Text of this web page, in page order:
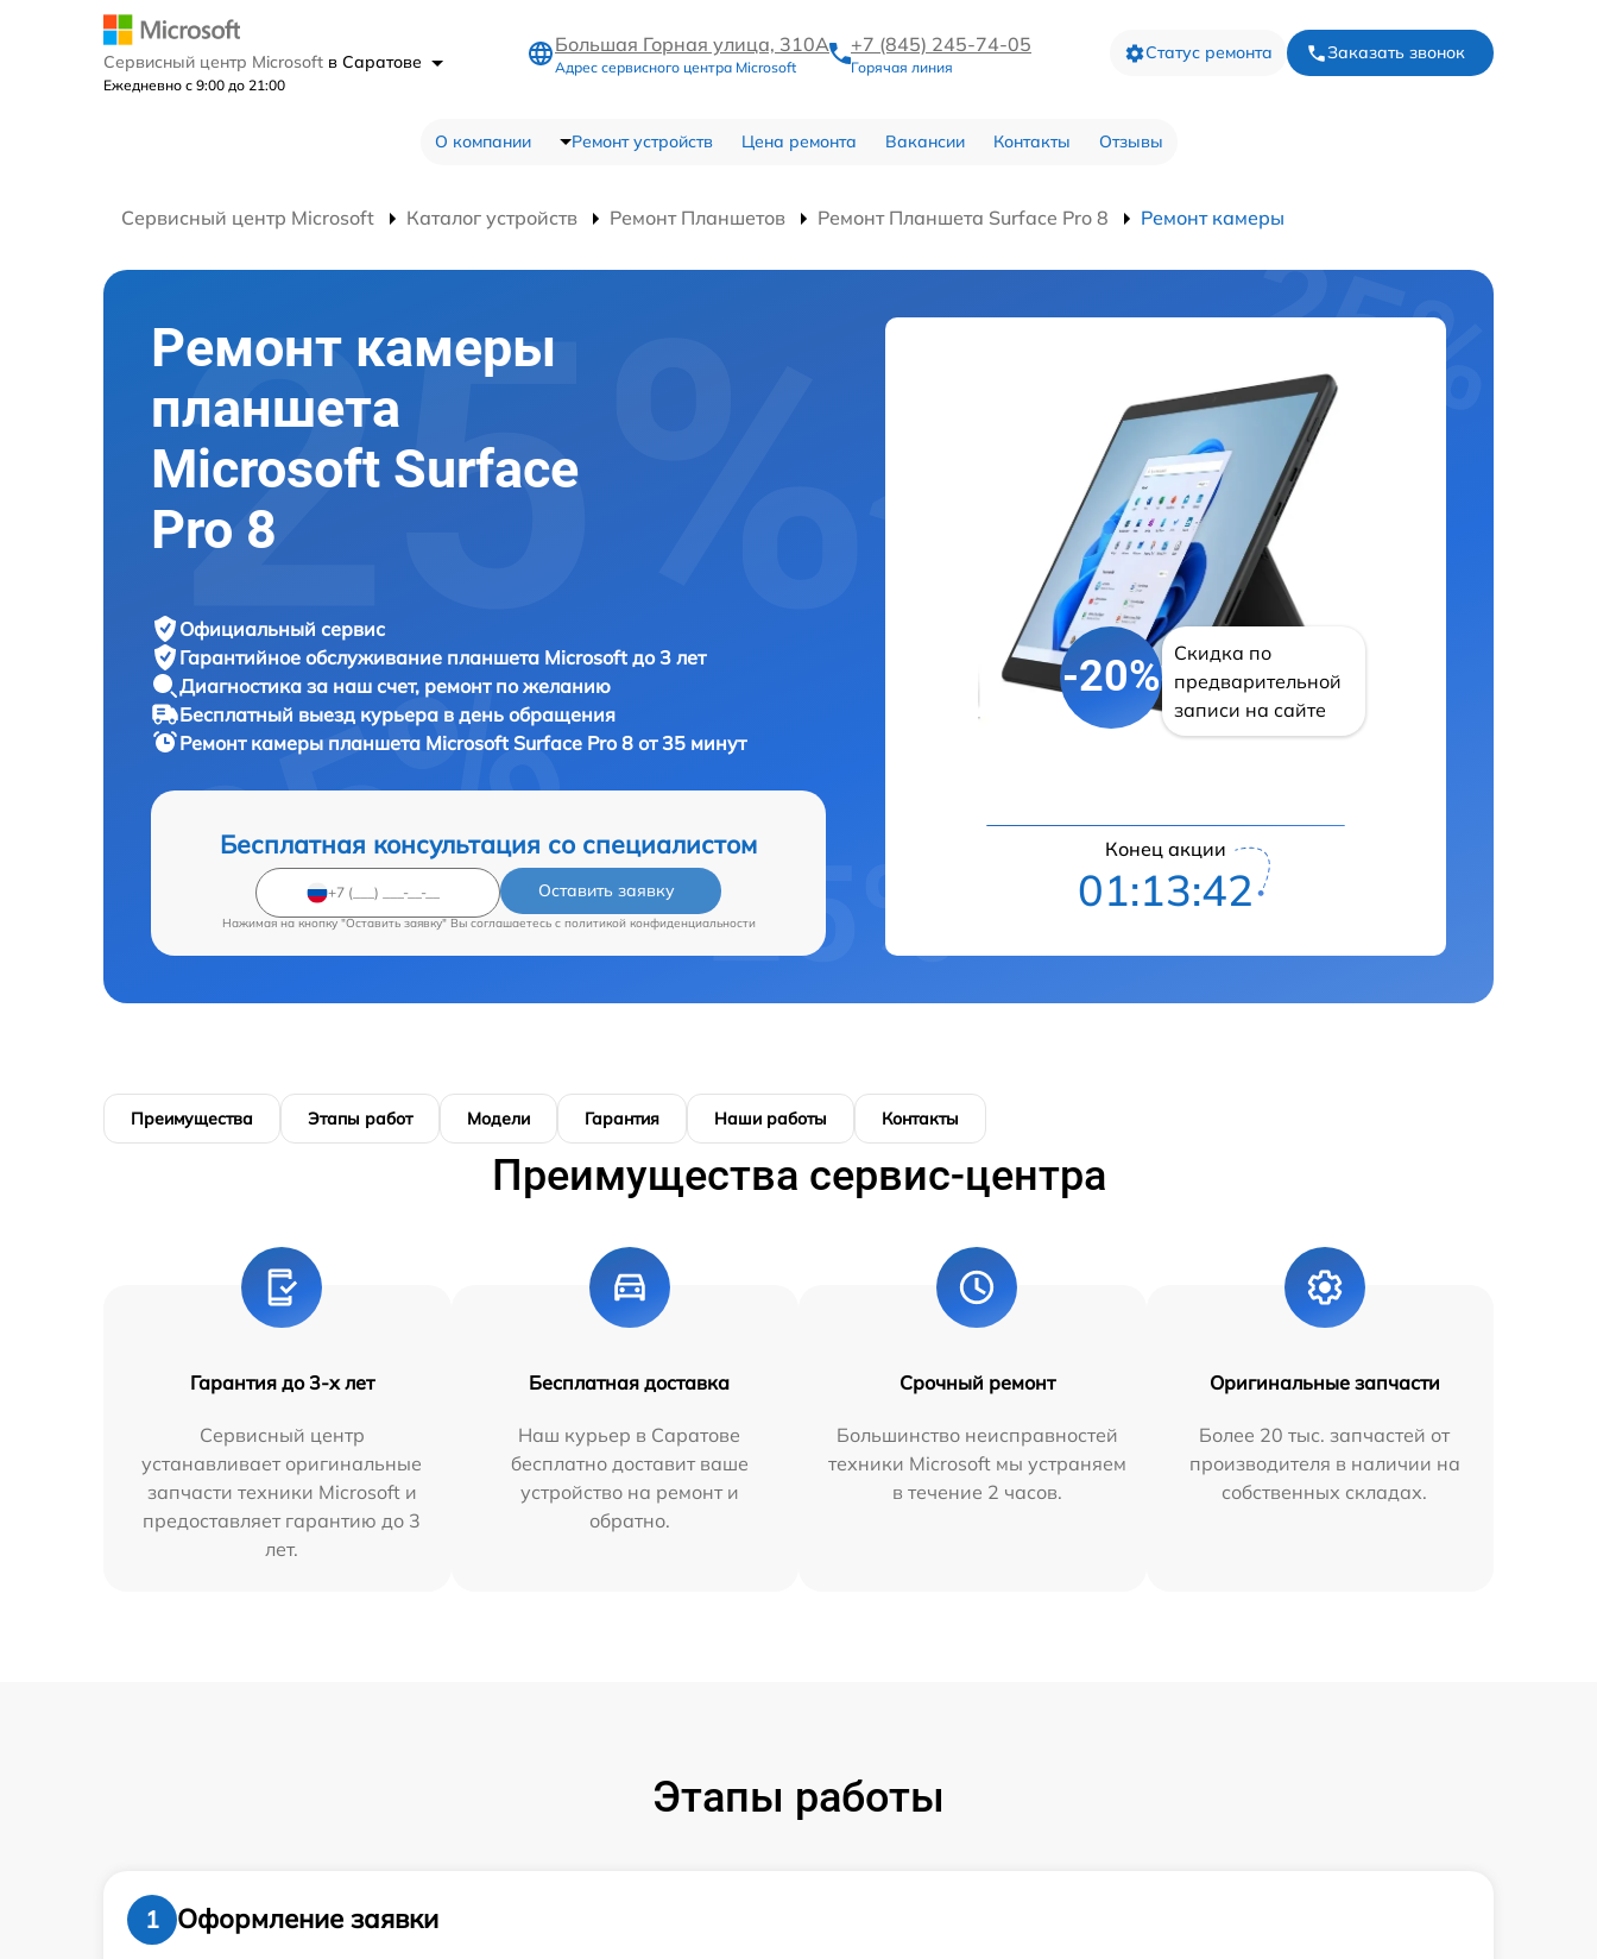
Сервисный центр Microsoft в Саратове
Ежедневно с 9:00 до 21:00
Большая Горная улица, 310А
Адрес сервисного центра Microsoft
+7 (845) 245-74-05
Горячая линия
Статус ремонта Заказать звонок
О компании Ремонт устройств Цена ремонта Вакансии Контакты Отзывы
Сервисный центр Microsoft Каталог устройств Ремонт Планшетов Ремонт Планшета Surface Pro 8 Ремонт камеры
Ремонт камеры
планшета
Microsoft Surface
Pro 8
Официальный сервис
Гарантийное обслуживание планшета Microsoft до 3 лет
Диагностика за наш счет, ремонт по желанию
Бесплатный выезд курьера в день обращения
Ремонт камеры планшета Microsoft Surface Pro 8 от 35 минут
Бесплатная консультация со специалистом
Оставить заявку
Нажимая на кнопку "Оставить заявку" Вы соглашаетесь c политикой конфиденциальности
-20%
Скидка по
предварительной
записи на сайте
Конец акции
01:13:41
Преимущества Этапы работ Модели Гарантия Наши работы Контакты
Преимущества сервис-центра
Гарантия до 3-х лет
Сервисный центр
устанавливает оригинальные
запчасти техники Microsoft и
предоставляет гарантию до 3
лет.
Бесплатная доставка
Наш курьер в Саратове
бесплатно доставит ваше
устройство на ремонт и
обратно.
Срочный ремонт
Большинство неисправностей
техники Microsoft мы устраняем
в течение 2 часов.
Оригинальные запчасти
Более 20 тыс. запчастей от
производителя в наличии на
собственных складах.
Этапы работы
1
Оформление заявки